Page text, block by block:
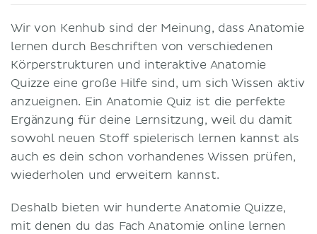
Wir von Kenhub sind der Meinung, dass Anatomie
lernen durch Beschriften von verschiedenen
Körperstrukturen und interaktive Anatomie
Quizze eine große Hilfe sind, um sich Wissen aktiv
anzueignen. Ein Anatomie Quiz ist die perfekte
Ergänzung für deine Lernsitzung, weil du damit
sowohl neuen Stoff spielerisch lernen kannst als
auch es dein schon vorhandenes Wissen prüfen,
wiederholen und erweitern kannst.
Deshalb bieten wir hunderte Anatomie Quizze,
mit denen du das Fach Anatomie online lernen